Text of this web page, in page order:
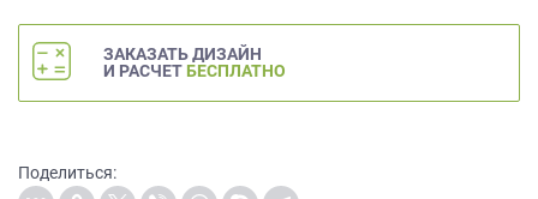
ЗАКАЗАТЬ ДИЗАЙН
И РАСЧЕТ БЕСПЛАТНО
Поделиться:
порядке
Политики